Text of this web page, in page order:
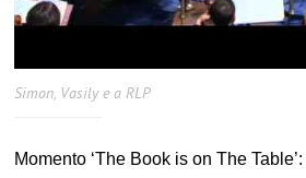
Simon, Vasily e a RLP
Momento ‘The Book is on The